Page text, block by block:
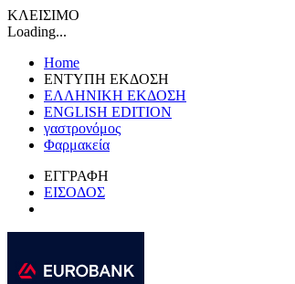
ΚΛΕΙΣΙΜΟ
Loading...
Home
ΕΝΤΥΠΗ ΕΚΔΟΣΗ
ΕΛΛΗΝΙΚΗ ΕΚΔΟΣΗ
ENGLISH EDITION
γαστρονόμος
Φαρμακεία
ΕΓΓΡΑΦΗ
ΕΙΣΟΔΟΣ